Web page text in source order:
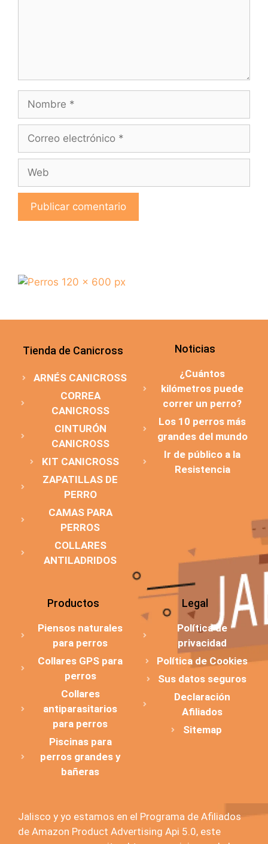
Tienda de Canicross
ARNÉS CANICROSS
CORREA
CANICROSS
CINTURÓN
CANICROSS
KIT CANICROSS
ZAPATILLAS DE
PERRO
CAMAS PARA
PERROS
COLLARES
ANTILADRIDOS
Noticias
¿Cuántos
kilómetros puede
correr un perro?
Los 10 perros más
grandes del mundo
Ir de público a la
Resistencia
Productos
Piensos naturales
para perros
Collares GPS para
perros
Collares
antiparasitarios
para perros
Piscinas para
perros grandes y
bañeras
Legal
Política de
privacidad
Política de Cookies
Sus datos seguros
Declaración
Afiliados
Sitemap
Jalisco y yo estamos en el Programa de Afiliados
de Amazon Product Advertising Api 5.0, este